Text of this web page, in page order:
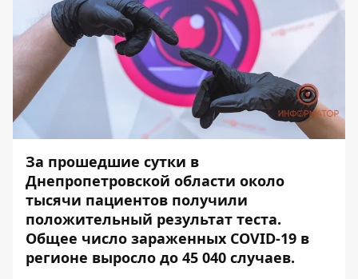
За прошедшие сутки в
Днепропетровской области около
тысячи пациентов получили
положительный результат теста.
Общее число зараженных COVID-19 в
регионе выросло до 45 040 случаев.